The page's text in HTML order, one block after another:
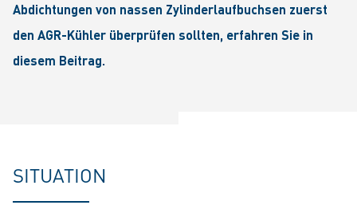
Abdichtungen von nassen Zylinderlaufbuchsen zuerst
den AGR-Kühler überprüfen sollten, erfahren Sie in
diesem Beitrag.
SITUATION